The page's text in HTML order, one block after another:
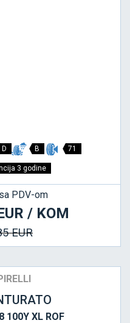
D B 71
3 godine
PDV-om
/ KOM
EUR
100Y XL ROF